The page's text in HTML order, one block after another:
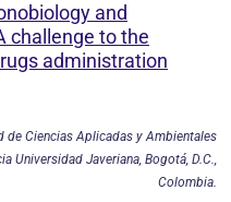
and
challenge to the
administration
de Ciencias Aplicadas y Ambientales
Universidad Javeriana, Bogotá, D.C.,
Colombia.